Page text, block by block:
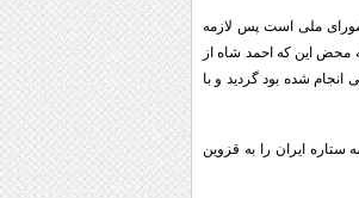
شورای ملی است پس لازمه
محض این که احمد شاه از
شده بود گردید و با
ستاره ایران را به قزوین